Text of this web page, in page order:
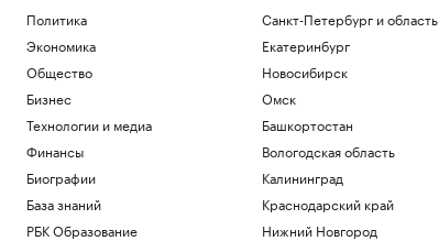
Политика
Экономика
Общество
Бизнес
Технологии и медиа
Финансы
Биографии
База знаний
РБК Образование
Санкт-Петербург и область
Екатеринбург
Новосибирск
Омск
Башкортостан
Вологодская область
Калининград
Краснодарский край
Нижний Новгород